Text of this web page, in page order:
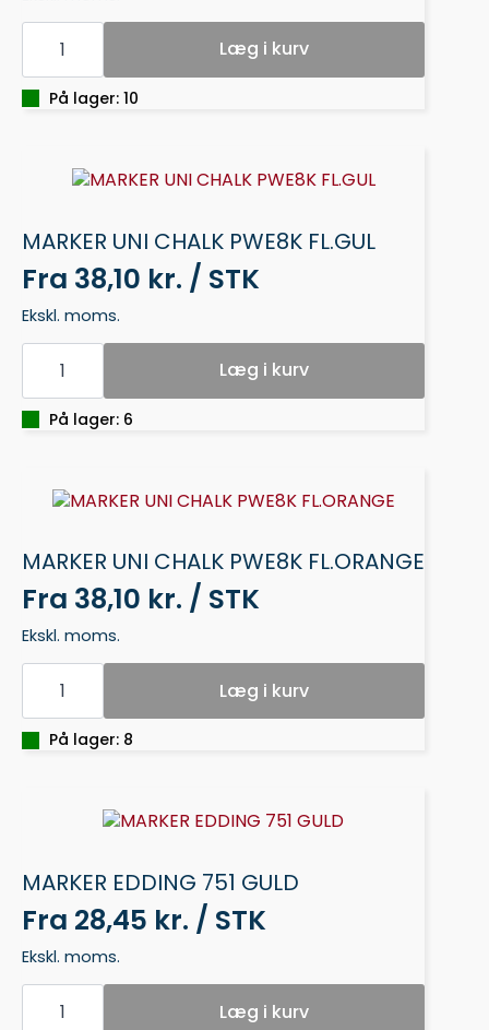
MARKER
EDDING
GUL
antal
Læg i kurv
På lager: 10
MARKER UNI CHALK PWE8K FL.GUL
Fra 38,10 kr. / STK
Ekskl. moms.
MARKER
CHALK
PWE8K
FL.GUL
Læg i kurv
På lager: 6
MARKER UNI CHALK PWE8K FL.ORANGE
Fra 38,10 kr. / STK
Ekskl. moms.
MARKER
CHALK
PWE8K
FL.ORANGE
antal
Læg i kurv
På lager: 8
MARKER EDDING 751 GULD
Fra 28,45 kr. / STK
Ekskl. moms.
MARKER
EDDING Læg i kurv